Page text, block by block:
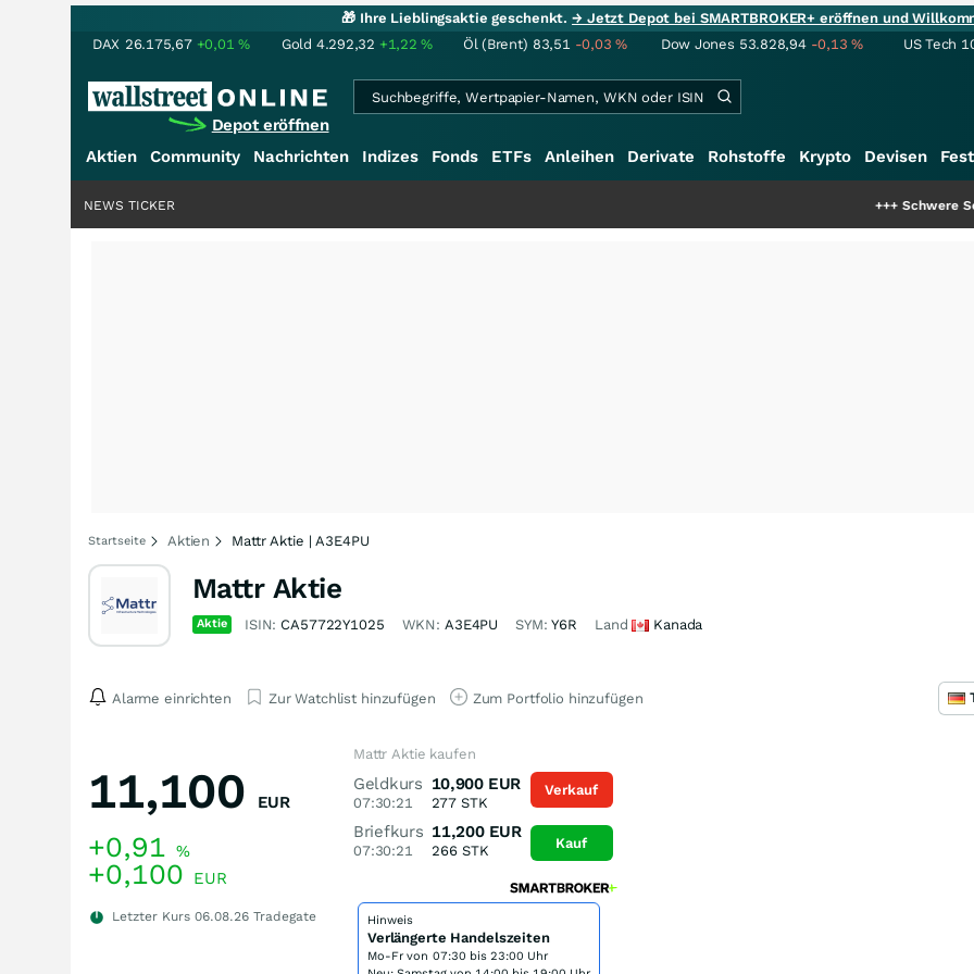
🎁 Ihre Lieblingsaktie geschenkt.→ Jetzt Depot bei SMARTBROKER+ eröffnen und
DAX 26.175,67 +0,01% Gold 4.292,32 +1,22% Öl (Brent) 83,51 -0,03% Dow Jones 53.828,94 -0,13% US Tech
Depot eröffnen
Aktien Community Nachrichten Indizes Fonds ETFs Anleihen Derivate Rohstoffe Krypto Devisen
Schwere Seltene
NEWS TICKER
Startseite Aktien Mattr Aktie | A3E4PU
Mattr Aktie
Aktie ISIN: CA57722Y1025 WKN: A3E4PU SYM:Y6R Land Kanada
Alarme einrichten Zur Watchlist hinzufügen Zum Portfolio hinzufügen
11,100 EUR
+0,91 %
+0,100 EUR
Letzter Kurs 06.08.26 Tradegate
Mattr Aktie kaufen
Geldkurs
07:30:21
10,900 EUR
277 STK
Briefkurs
07:30:21
11,200 EUR
266STK
Verkauf
Kauf
Hinweis
Verlängerte Handelszeiten
Mo-Fr von 07:30 bis 23:00 Uhr